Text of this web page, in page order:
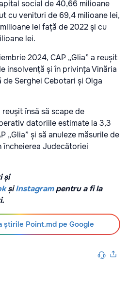
social de 40,66 milioane
cu venituri de 69,4 milioane lei,
lei față de 2022 și cu
lei.
2024, CAP „Glia” a reușit
insolvență și în privința Vinăria
Serghei Cebotari și Olga
însă să scape de
datoriile estimate la 3,3
„Glia” și să anuleze măsurile de
Judecătoriei
și
șiInstagrampentru a fi la
știrile Point.md pe Google